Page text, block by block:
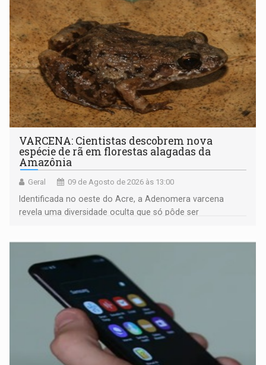
VARCENA: Cientistas descobrem nova
espécie de rã em florestas alagadas da
Amazônia
Geral 09 de Agosto de 2026 às 13:00
Identificada no oeste do Acre, a Adenomera varcena
revela uma diversidade oculta que só pôde ser